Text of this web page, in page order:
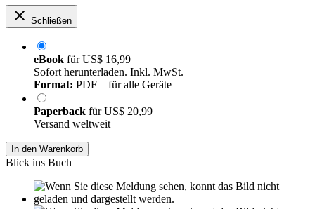
Schließen
eBook fürUS$ 16,99
Sofort herunterladen. Inkl. MwSt.
Format: PDF – für alle Geräte
Paperback fürUS$ 20,99
Versand weltweit
In den Warenkorb
Blick ins Buch